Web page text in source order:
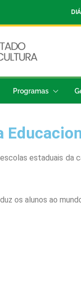
Programas
estaduais da
os alunos ao